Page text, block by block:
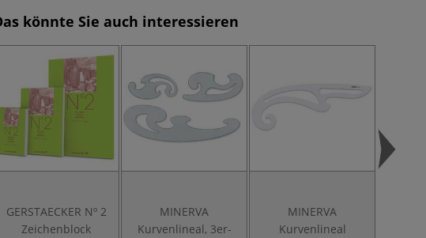
könnte Sie auch interessieren
GERSTAECKER Nº 2
Zeichenblock
MINERVA
Kurvenlineal, 3er-
MINERVA
Kurvenlineal